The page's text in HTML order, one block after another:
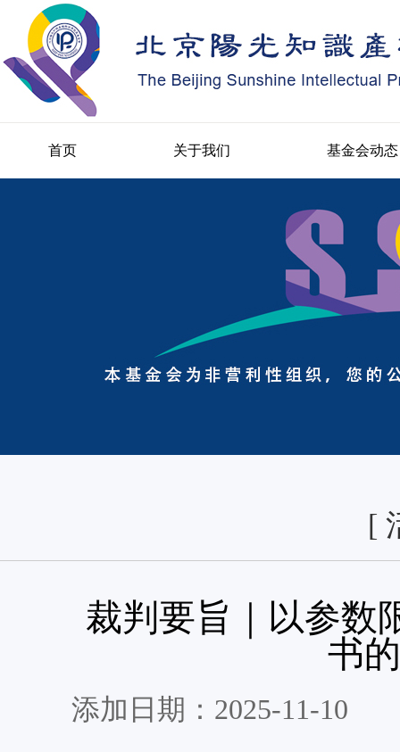
首页 关于我们 基金会动态
[
裁判要旨｜以参数
书
添加日期：2025-11-10